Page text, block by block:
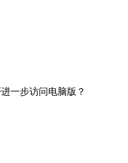
一步访问电脑版？